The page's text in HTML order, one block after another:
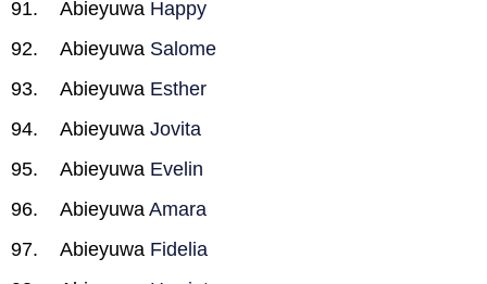
Abieyuwa Happy
Abieyuwa Salome
Abieyuwa Esther
Abieyuwa Jovita
Abieyuwa Evelin
Abieyuwa Amara
Abieyuwa Fidelia